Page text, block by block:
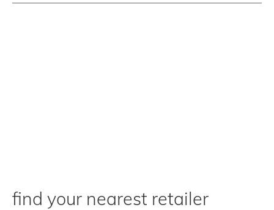
find your nearest retailer